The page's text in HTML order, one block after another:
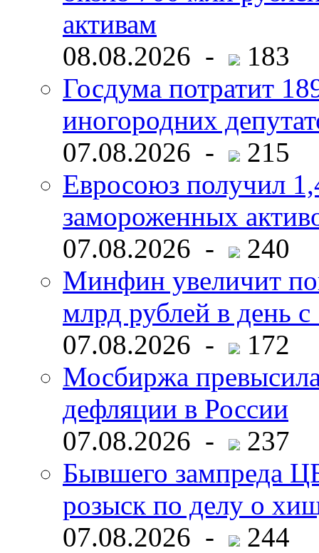
активам
08.08.2026 -
183
Госдума потратит
иногородних
07.08.2026 -
215
Евросоюз получил
замороженных
07.08.2026 -
240
Минфин увеличит
млрд рублей в день с
07.08.2026 -
172
Мосбиржа
дефляции в России
07.08.2026 -
237
Бывшего зампреда
розыск по делу о
07.08.2026 -
244